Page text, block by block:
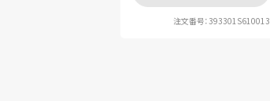
注文番号：393301S610013